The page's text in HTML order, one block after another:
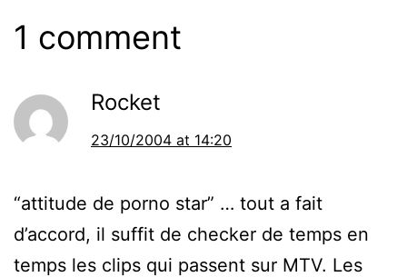
1 comment
Rocket
23/10/2004 at 14:20
“attitude de porno star” … tout a fait
d’accord, il suffit de checker de temps en
temps les clips qui passent sur MTV. Les